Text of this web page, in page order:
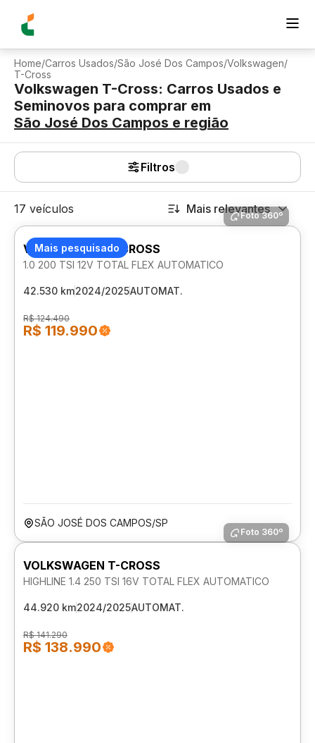
Home/Carros Usados/São José Dos Campos/Volkswagen/
T-Cross
Volkswagen T-Cross: Carros Usados e
Seminovos para comprar em
São José Dos Campos e região
Filtros
17 veículos Mais relevantes
Mais pesquisado
Foto 360º
VOLKSWAGEN T-CROSS
1.0 200 TSI 12V TOTAL FLEX AUTOMATICO
42.530 km2024/2025AUTOMAT.
R$ 124.490
R$ 119.990
SÃO JOSÉ DOS CAMPOS/SP
Foto 360º
VOLKSWAGEN T-CROSS
HIGHLINE 1.4 250 TSI 16V TOTAL FLEX AUTOMATICO
44.920 km2024/2025AUTOMAT.
R$ 141.290
R$ 138.990